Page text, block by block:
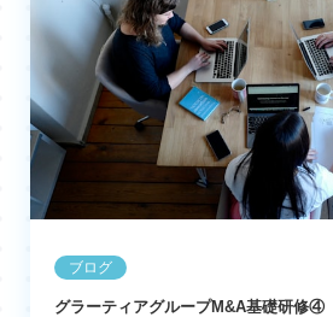
ブログ
グラーティアグループM&A基礎研修④